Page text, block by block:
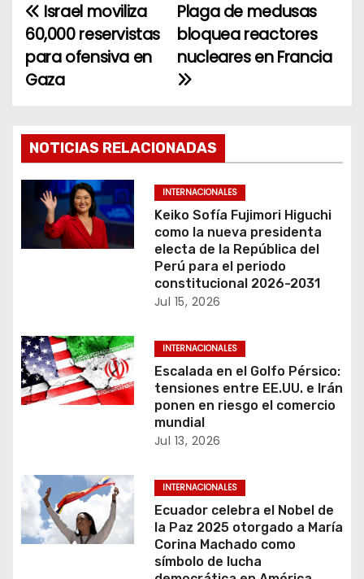
N
a
v
g
a
i
d
e
t
r
Plaga de medusas
bloquea reactores
nucleares en Francia
Israel moviliza
60,000 reservistas
para ofensiva en
Gaza
NOTICIAS RELACIONADAS
INTERNACIONALES
Keiko Sofía Fujimori Higuchi
como la nueva presidenta
electa de la República del
Perú para el periodo
constitucional 2026-2031
Jul 15, 2026
INTERNACIONALES
Escalada en el Golfo Pérsico:
tensiones entre EE.UU. e Irán
ponen en riesgo el comercio
mundial
Jul 13, 2026
INTERNACIONALES
Ecuador celebra el Nobel de
la Paz 2025 otorgado a María
Corina Machado como
símbolo de lucha